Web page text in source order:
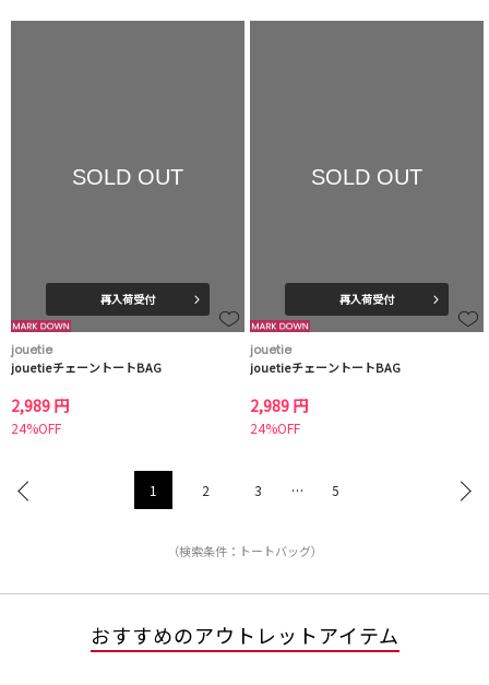
SOLD OUT
再入荷受付
jouetie
jouetieチェーントートBAG
2,989 円
24%OFF
SOLD OUT
再入荷受付
jouetie
jouetieチェーントートBAG
2,989 円
24%OFF
1 2 3 … 5
（検索条件：トートバッグ）
おすすめのアウトレットアイテム